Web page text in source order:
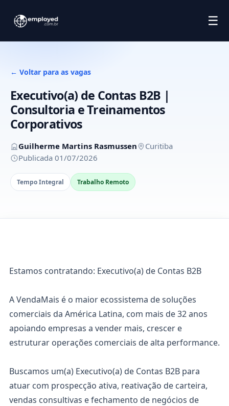
☰
← Voltar para as vagas
Executivo(a) de Contas B2B |
Consultoria e Treinamentos
Corporativos
Guilherme Martins Rasmussen
Curitiba
Publicada 01/07/2026
Tempo Integral Trabalho Remoto
Estamos contratando: Executivo(a) de Contas B2B
A VendaMais é o maior ecossistema de soluções
comerciais da América Latina, com mais de 32 anos
apoiando empresas a vender mais, crescer e
estruturar operações comerciais de alta performance.
Buscamos um(a) Executivo(a) de Contas B2B para
atuar com prospecção ativa, reativação de carteira,
vendas consultivas e fechamento de negócios de